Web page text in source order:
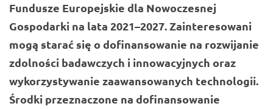
Fundusze Europejskie dla Nowoczesnej
Gospodarki na lata 2021–2027. Zainteresowani
mogą starać się o dofinansowanie na rozwijanie
zdolności badawczych i innowacyjnych oraz
wykorzystywanie zaawansowanych technologii.
Środki przeznaczone na dofinansowanie